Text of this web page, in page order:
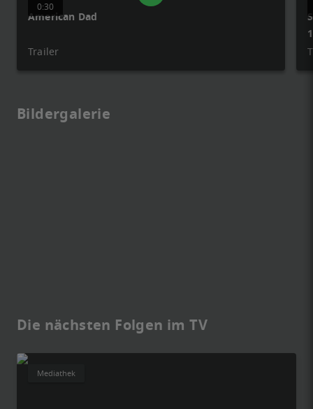
0:30
American Dad
Trailer
Bildergalerie
Die nächsten Folgen im TV
Mediathek